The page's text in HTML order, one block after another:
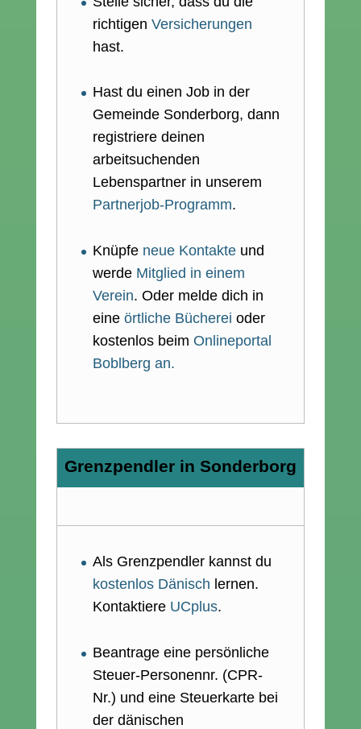
richtigen Versicherungen
hast.
Hast du einen Job in der
Gemeinde Sonderborg, dann
registriere deinen
arbeitsuchenden
Lebenspartner in unserem
Partnerjob-Programm.
Knüpfe neue Kontakteund
werde Mitglied in einem
Verein. Oder melde dich in
eine örtliche Bücherei oder
kostenlos beim Onlineportal
Boblberg an.
Grenzpendler in Sonderborg
Als Grenzpendler kannst du
kostenlos Dänisch lernen.
Kontaktiere UCplus.
Beantrage eine persönliche
Steuer-Personennr. (CPR-
Nr.) und eine Steuerkarte bei
der dänischen